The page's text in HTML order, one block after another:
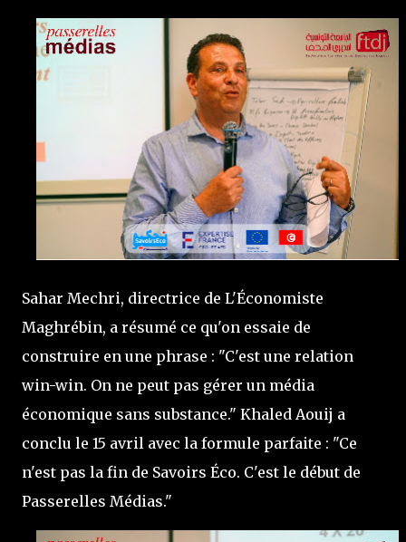
Sahar Mechri, directrice de L'Économiste
Maghrébin, a résumé ce qu'on essaie de
construire en une phrase : "C'est une relation
win-win. On ne peut pas gérer un média
économique sans substance." Khaled Aouij a
conclu le 15 avril avec la formule parfaite : "Ce
n'est pas la fin de Savoirs Éco. C'est le début de
Passerelles Médias."